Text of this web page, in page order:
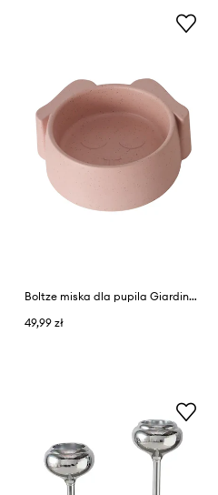
Boltze miska dla pupila Giardino 300 ml
49,99 zł